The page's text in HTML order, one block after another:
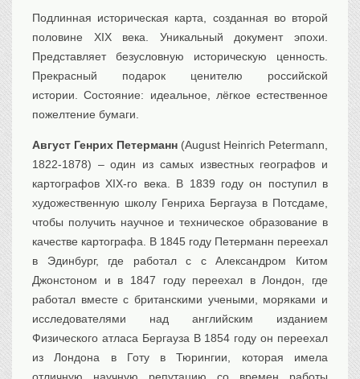
Подлинная историческая карта, созданная во второй
половине XIX века. Уникальный документ эпохи.
Представляет безусловную историческую ценность.
Прекрасный подарок ценителю российской
истории. Состояние: идеальное, лёгкое естественное
пожелтение бумаги.
Август Генрих Петерманн (August Heinrich Petermann,
1822-1878) – один из самых известных географов и
картографов XIX-го века. В 1839 году он поступил в
художественную школу Генриха Бергауза в Потсдаме,
чтобы получить научное и техническое образование в
качестве картографа. В 1845 году Петерманн переехал
в Эдинбург, где работал с с Александром Китом
Джонстоном и в 1847 году переехал в Лондон, где
работал вместе с британскими учеными, моряками и
исследователями над английским изданием
Физического атласа Бергауза В 1854 году он переехал
из Лондона в Готу в Тюрингии, которая имела